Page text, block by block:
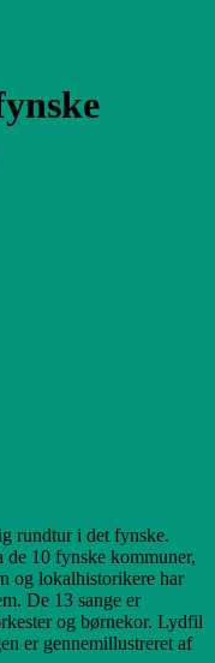
rundtur i det fynske.
10 fynske kommuner,
og lokalhistorikere har
De 13 sange er
og børnekor. Lydfil
er gennemillustreret af